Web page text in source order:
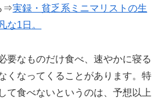
⇒実録・貧乏系ミニマリストの生
な1日。
要なものだけ食べ、速やかに寝る
くなってくることがあります。特
て食べないというのは、予想以上